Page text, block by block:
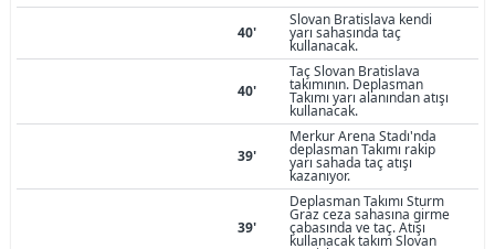
40'
Slovan Bratislava kendi
yarı sahasında taç
kullanacak.
40'
Taç Slovan Bratislava
takımının. Deplasman
Takımı yarı alanından atışı
kullanacak.
39'
Merkur Arena Stadı'nda
deplasman Takımı rakip
yarı sahada taç atışı
kazanıyor.
39'
Deplasman Takımı Sturm
Graz ceza sahasına girme
çabasında ve taç. Atışı
kullanacak takım Slovan